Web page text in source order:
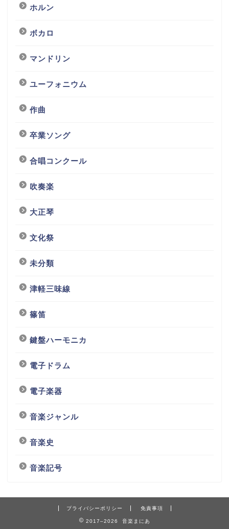
ホルン
ボカロ
マンドリン
ユーフォニウム
作曲
卒業ソング
合唱コンクール
吹奏楽
大正琴
文化祭
未分類
津軽三味線
篠笛
鍵盤ハーモニカ
電子ドラム
電子楽器
音楽ジャンル
音楽史
音楽記号
プライバシーポリシー 免責事項
2017–2026 音楽まにあ